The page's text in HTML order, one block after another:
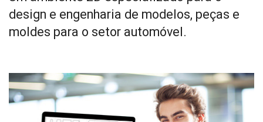
design e engenharia de modelos, peças e
moldes para o setor automóvel.